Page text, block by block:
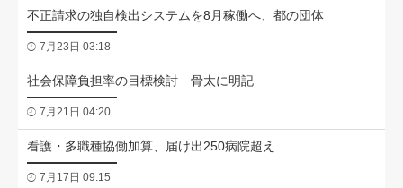
不正請求の独自検出システムを8月稼働へ、都の団体
7月23日 03:18
社会保障負担率の目標検討 骨太に明記
7月21日 04:20
看護・多職種協働加算、届け出250病院超え
7月17日 09:15